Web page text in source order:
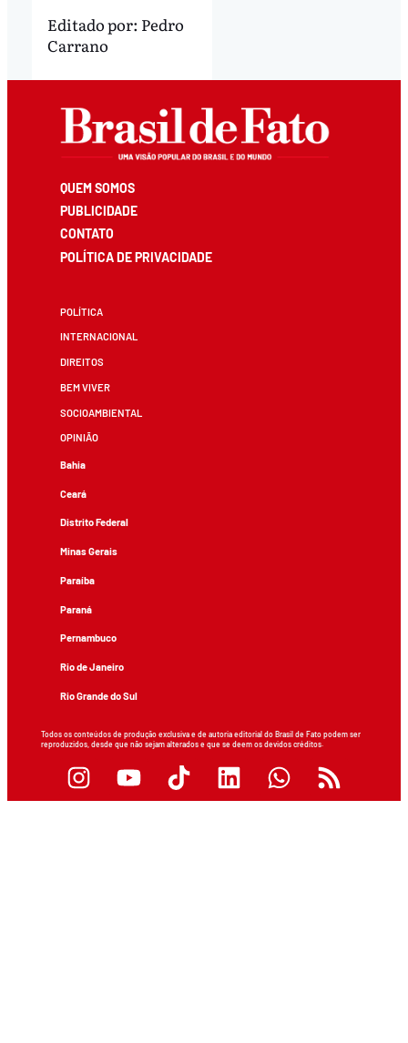
Editado por: Pedro
Carrano
QUEM SOMOS
PUBLICIDADE
CONTATO
POLÍTICA DE PRIVACIDADE
POLÍTICA
INTERNACIONAL
DIREITOS
BEM VIVER
SOCIOAMBIENTAL
OPINIÃO
Bahia
Ceará
Distrito Federal
Minas Gerais
Paraíba
Paraná
Pernambuco
Rio de Janeiro
Rio Grande do Sul
Todos os conteúdos de produção exclusiva e de autoria editorial do Brasil de Fato podem ser
reproduzidos, desde que não sejam alterados e que se deem os devidos créditos.